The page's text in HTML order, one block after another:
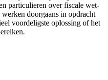
particulieren over fiscale wet-
doorgaans in opdracht
voordeligste oplossing of het